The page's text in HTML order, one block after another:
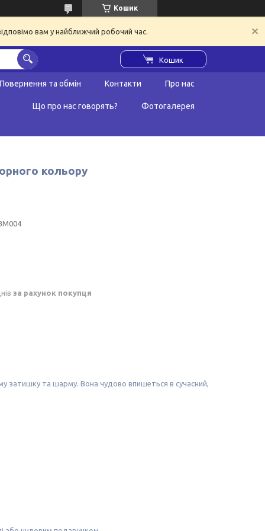
Кошик
вам у найближчий робочий час.
Кошик
Повернення та обмін Контакти Про нас
Що про нас говорять? Фотогалерея
кольору
за рахунок покупця
затишку та шарму. Вона чудово впишеться в сучасний,